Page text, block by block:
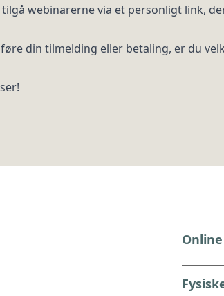
webinarerne via et personligt link,
din tilmelding eller betaling, er du